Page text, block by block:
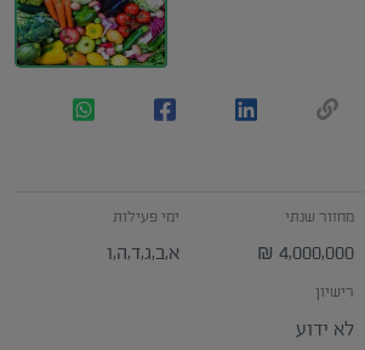
מחזור שנתי
4,000,000
₪
ימי פעילות
א,ב,ג,ד,ה,ו
רישיון
לא ידוע